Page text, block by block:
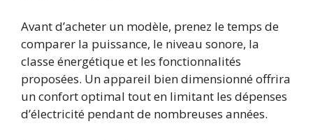
Avant d’acheter un modèle, prenez le temps de
comparer la puissance, le niveau sonore, la
classe énergétique et les fonctionnalités
proposées. Un appareil bien dimensionné offrira
un confort optimal tout en limitant les dépenses
d’électricité pendant de nombreuses années.